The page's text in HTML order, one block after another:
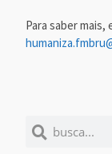
Para saber